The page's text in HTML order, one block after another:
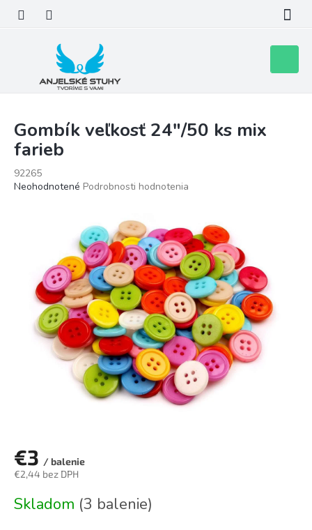
obsah
košík
Gombík veľkosť 24"/50 ks mix
farieb
92265
Priemerné
hviezdičiek.
Neohodnotené Podrobnosti hodnotenia
€3 / balenie
€2,44 bez DPH
cena:
Skladom (3 balenie)